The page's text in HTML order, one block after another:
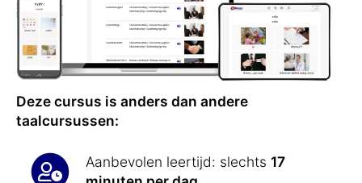
Deze cursus is anders dan andere
taalcursussen:
Aanbevolen leertijd: slechts 17